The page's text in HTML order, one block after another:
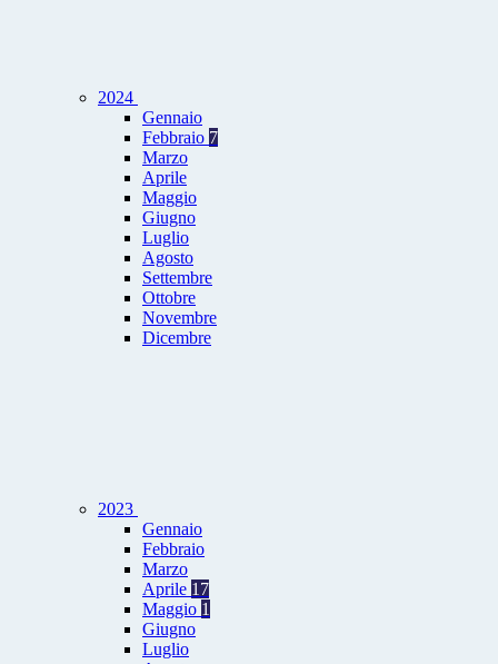
2024
Gennaio
Febbraio 7
Marzo
Aprile
Maggio
Giugno
Luglio
Agosto
Settembre
Ottobre
Novembre
Dicembre
2023
Gennaio
Febbraio
Marzo
Aprile 17
Maggio 1
Giugno
Luglio